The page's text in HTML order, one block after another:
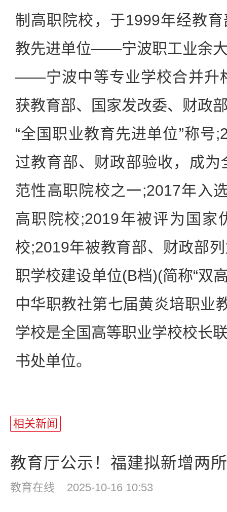
制高职院校，于1999年经教
教先进单位——宁波职工业余
——宁波中等专业学校合并升
获教育部、国家发改委、财政
“全国职业教育先进单位”称号
过教育部、财政部验收，成
范性高职院校之一;2017年入
高职院校;2019年被评为国家
校;2019年被教育部、财政部
职学校建设单位(B档)(简称“双
中华职教社第七届黄炎培职业
学校是全国高等职业学校校长
书处单位。
相关新闻
教育厅公示！福建拟新增两
教育在线 2025-10-16 10:53